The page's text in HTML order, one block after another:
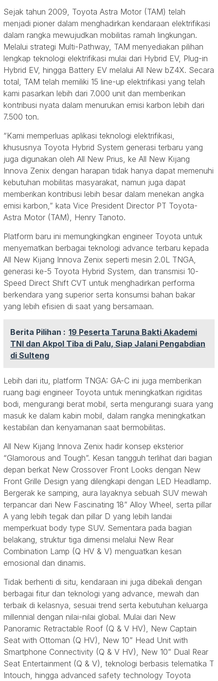
Sejak tahun 2009, Toyota Astra Motor (TAM) telah
menjadi pioner dalam menghadirkan kendaraan elektrifikasi
dalam rangka mewujudkan mobilitas ramah lingkungan.
Melalui strategi Multi-Pathway, TAM menyediakan pilihan
lengkap teknologi elektrifikasi mulai dari Hybrid EV, Plug-in
Hybrid EV, hingga Battery EV melalui All New bZ4X. Secara
total, TAM telah memiliki 15 line-up elektrifikasi yang telah
kami pasarkan lebih dari 7.000 unit dan memberikan
kontribusi nyata dalam menurukan emisi karbon lebih dari
7.500 ton.
“Kami memperluas aplikasi teknologi elektrifikasi,
khususnya Toyota Hybrid System generasi terbaru yang
juga digunakan oleh All New Prius, ke All New Kijang
Innova Zenix dengan harapan tidak hanya dapat memenuhi
kebutuhan mobilitas masyarakat, namun juga dapat
memberikan kontribusi lebih besar dalam menekan angka
emisi karbon,” kata Vice President Director PT Toyota-
Astra Motor (TAM), Henry Tanoto.
Platform baru ini memungkingkan engineer Toyota untuk
menyematkan berbagai teknologi advance terbaru kepada
All New Kijang Innova Zenix seperti mesin 2.0L TNGA,
generasi ke-5 Toyota Hybrid System, dan transmisi 10-
Speed Direct Shift CVT untuk menghadirkan performa
berkendara yang superior serta konsumsi bahan bakar
yang lebih efisien di saat yang bersamaan.
Berita Pilihan : 19 Peserta Taruna Bakti Akademi
TNI dan Akpol Tiba di Palu, Siap Jalani Pengabdian
di Sulteng
Lebih dari itu, platform TNGA: GA-C ini juga memberikan
ruang bagi engineer Toyota untuk meningkatkan rigiditas
bodi, mengurangi berat mobil, serta mengurangi suara yang
masuk ke dalam kabin mobil, dalam rangka meningkatkan
kestabilan dan kenyamanan saat bermobilitas.
All New Kijang Innova Zenix hadir konsep eksterior
“Glamorous and Tough”. Kesan tangguh terlihat dari bagian
depan berkat New Crossover Front Looks dengan New
Front Grille Design yang dilengkapi dengan LED Headlamp.
Bergerak ke samping, aura layaknya sebuah SUV mewah
terpancar dari New Fascinating 18” Alloy Wheel, serta pillar
A yang lebih tegak dan pillar D yang lebih landai
memperkuat body type SUV. Sementara pada bagian
belakang, struktur tiga dimensi melalui New Rear
Combination Lamp (Q HV & V) menguatkan kesan
emosional dan dinamis.
Tidak berhenti di situ, kendaraan ini juga dibekali dengan
berbagai fitur dan teknologi yang advance, mewah dan
terbaik di kelasnya, sesuai trend serta kebutuhan keluarga
millennial dengan nilai-nilai global. Mulai dari New
Panoramic Retractable Roof (Q & V HV), New Captain
Seat with Ottoman (Q HV), New 10” Head Unit with
Smartphone Connectivity (Q & V HV), New 10” Dual Rear
Seat Entertainment (Q & V), teknologi berbasis telematika T
Intouch, hingga advanced safety technology Toyota